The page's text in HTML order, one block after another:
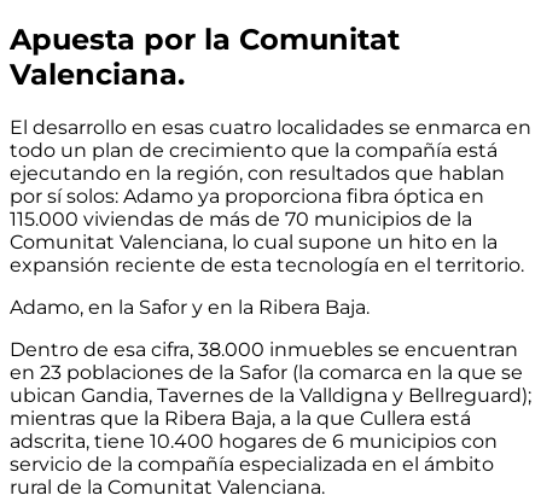
Apuesta por la Comunitat
Valenciana.
El desarrollo en esas cuatro localidades se enmarca en
todo un plan de crecimiento que la compañía está
ejecutando en la región, con resultados que hablan
por sí solos: Adamo ya proporciona fibra óptica en
115.000 viviendas de más de 70 municipios de la
Comunitat Valenciana, lo cual supone un hito en la
expansión reciente de esta tecnología en el territorio.
Adamo, en la Safor y en la Ribera Baja.
Dentro de esa cifra, 38.000 inmuebles se encuentran
en 23 poblaciones de la Safor (la comarca en la que se
ubican Gandia, Tavernes de la Valldigna y Bellreguard);
mientras que la Ribera Baja, a la que Cullera está
adscrita, tiene 10.400 hogares de 6 municipios con
servicio de la compañía especializada en el ámbito
rural de la Comunitat Valenciana.